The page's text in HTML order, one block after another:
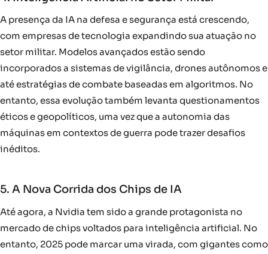
A presença da IA na defesa e segurança está crescendo,
com empresas de tecnologia expandindo sua atuação no
setor militar. Modelos avançados estão sendo
incorporados a sistemas de vigilância, drones autônomos e
até estratégias de combate baseadas em algoritmos. No
entanto, essa evolução também levanta questionamentos
éticos e geopolíticos, uma vez que a autonomia das
máquinas em contextos de guerra pode trazer desafios
inéditos.
5. A Nova Corrida dos Chips de IA
Até agora, a Nvidia tem sido a grande protagonista no
mercado de chips voltados para inteligência artificial. No
entanto, 2025 pode marcar uma virada, com gigantes como